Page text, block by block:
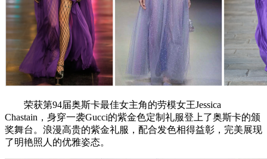
荣获第94届奥斯卡最佳女主角的劳模女王Jessica
Chastain，身穿一袭Gucci的紫金色定制礼服登上了奥斯卡的颁
奖舞台。浪漫高贵的紫金礼服，配合发色相得益彰，完美展现
了明艳照人的优雅姿态。